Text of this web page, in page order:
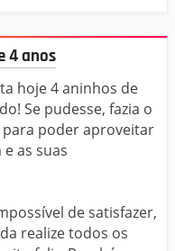
4 anos
hoje 4 aninhos de
Se pudesse, fazia o
poder aproveitar
as suas
de satisfazer,
realize todos os